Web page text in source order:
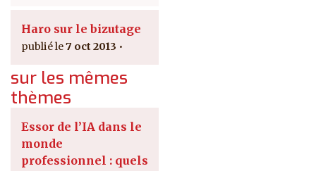
Haro sur le bizutage
7 oct 2013
sur les mêmes
thèmes
Essor de l’IA dans le
monde
professionnel : quels